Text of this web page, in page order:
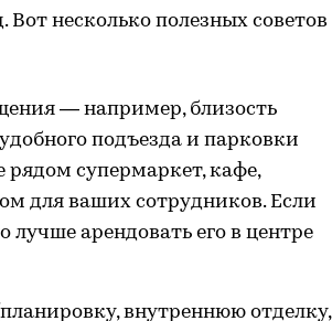
несколько полезных советов
— например, близость
подъезда и парковки
супермаркет, кафе,
для ваших сотрудников. Если
лучше арендовать его в центре
внутреннюю отделку,